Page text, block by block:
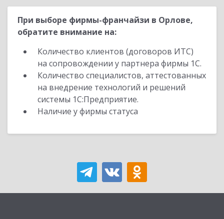
При выборе фирмы-франчайзи в Орлове,
обратите внимание на:
Количество клиентов (договоров ИТС)
на сопровождении у партнера фирмы 1С.
Количество специалистов, аттестованных
на внедрение технологий и решений
системы 1С:Предприятие.
Наличие у фирмы статуса